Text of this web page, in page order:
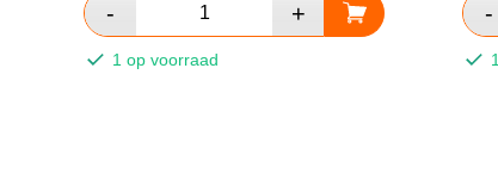
1 op voorraad